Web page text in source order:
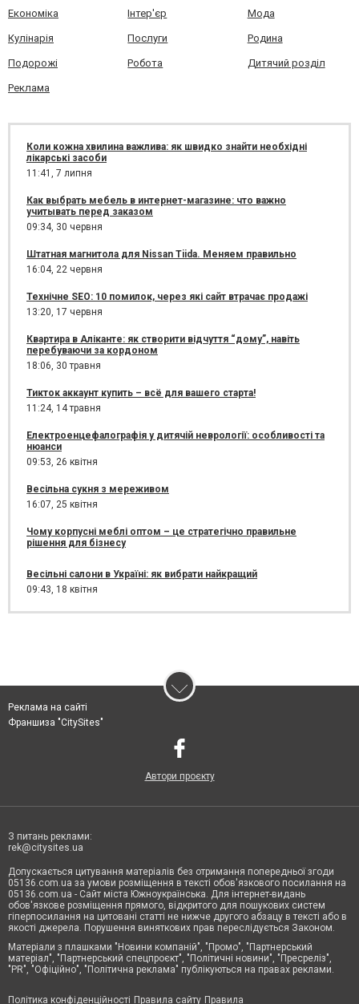
Економіка Інтер'єр Мода
Кулінарія Послуги Родина
Подорожі Робота Дитячий розділ
Реклама
Коли кожна хвилина важлива: як швидко знайти необхідні
лікарські засоби
11:41, 7 липня
Как выбрать мебель в интернет-магазине: что важно
учитывать перед заказом
09:34, 30 червня
Штатная магнитола для Nissan Tiida. Меняем правильно
16:04, 22 червня
Технічне SEO: 10 помилок, через які сайт втрачає продажі
13:20, 17 червня
Квартира в Аліканте: як створити відчуття “дому”, навіть
перебуваючи за кордоном
18:06, 30 травня
Тикток аккаунт купить – всё для вашего старта!
11:24, 14 травня
Електроенцефалографія у дитячій неврології: особливості та
нюанси
09:53, 26 квітня
Весільна сукня з мереживом
16:07, 25 квітня
Чому корпусні меблі оптом – це стратегічно правильне
рішення для бізнесу
Весільні салони в Україні: як вибрати найкращий
09:43, 18 квітня
Реклама на сайті
Франшиза "CitySites"
Автори проєкту
З питань реклами:
rek@citysites.ua
Допускається цитування матеріалів без отримання попередньої згоди
05136.com.ua за умови розміщення в тексті обов'язкового посилання на
05136.com.ua - Сайт міста Южноукраїнська. Для інтернет-видань
обов'язкове розміщення прямого, відкритого для пошукових систем
гіперпосилання на цитовані статті не нижче другого абзацу в тексті або в
якості джерела. Порушення виняткових прав переслідується Законом.
Матеріали з плашками "Новини компаній", "Промо", "Партнерський
матеріал", "Партнерський спецпроєкт", "Політичні новини", "Пресреліз",
"PR", "Офіційно", "Політична реклама" публікуються на правах реклами.
Політика конфіденційності Правила сайту Правила